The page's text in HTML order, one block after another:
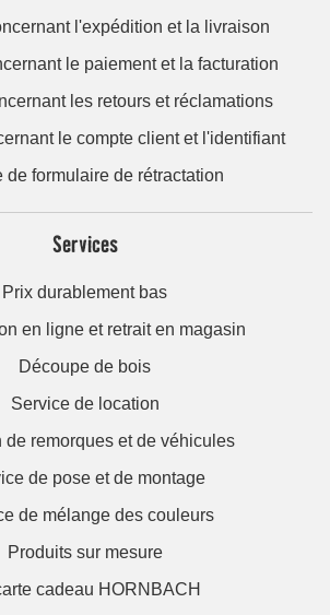
l'expédition et la livraison
le paiement et la facturation
les retours et réclamations
le compte client et l'identifiant
de formulaire de rétractation
Services
Prix durablement bas
en ligne et retrait en magasin
Découpe de bois
Service de location
de remorques et de véhicules
de pose et de montage
de mélange des couleurs
Produits sur mesure
cadeau HORNBACH